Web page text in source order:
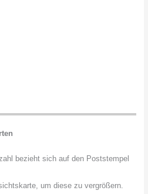
bezieht sich auf den Poststempel
um diese zu vergrößern.